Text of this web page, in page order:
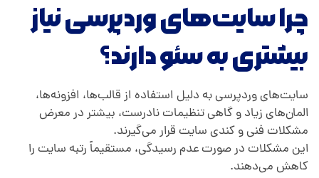
چرا سایت‌های وردپرسی نیاز
بیشتری به سئو دارند؟
سایت‌های وردپرسی به دلیل استفاده از قالب‌ها، افزونه‌ها،
المان‌های زیاد و گاهی تنظیمات نادرست، بیشتر در معرض
مشکلات فنی و کندی سایت قرار می‌گیرند.
این مشکلات در صورت عدم رسیدگی، مستقیماً رتبه سایت را
کاهش می‌دهند.